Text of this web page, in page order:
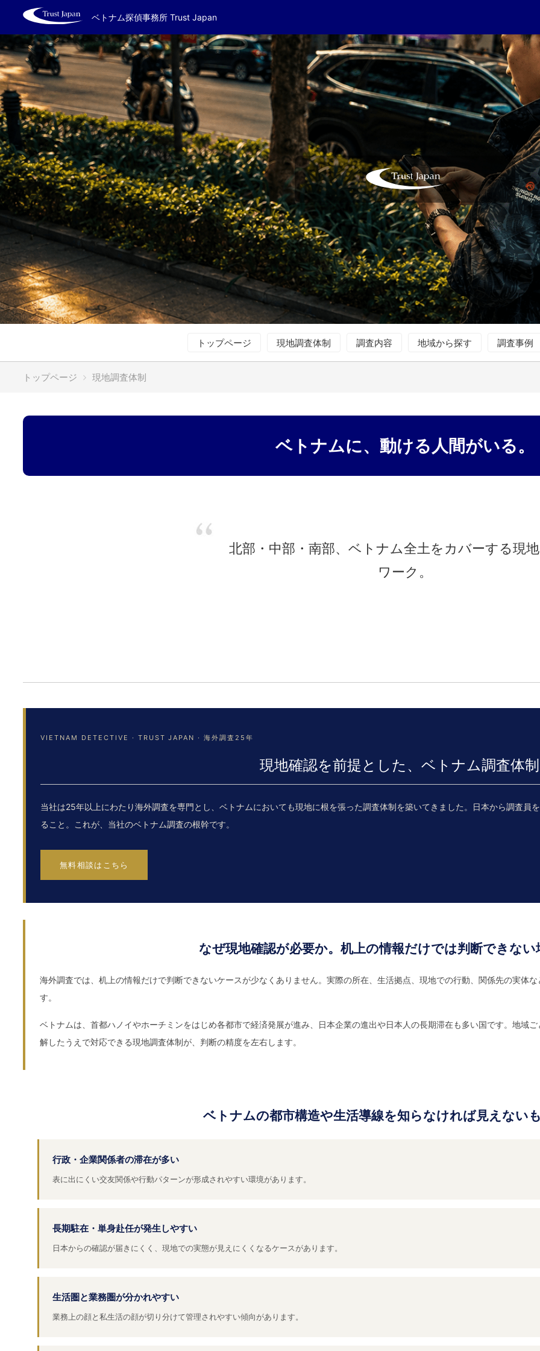
ベトナム探偵事務所 Trust Japan
トップページ 現地調査体制 調査内容 地域から探す 調査事例
トップページ 現地調査体制
ベトナムに、動ける人間がいる。
北部・中部・南部、ベトナム全土をカバーする現
ワーク。
VIETNAM DETECTIVE · TRUST JAPAN · 海外調査25年
現地確認を前提とした、ベトナム調査体
当社は25年以上にわたり海外調査を専門とし、ベトナムにおいても現地に根を張った調査体制を築いてきました。日本から調査員
ること。これが、当社のベトナム調査の根幹です。
無料相談はこちら
なぜ現地確認が必要か。机上の情報だけでは判断できな
海外調査では、机上の情報だけで判断できないケースが少なくありません。実際の所在、生活拠点、現地での行動、関係先の実体
す。
ベトナムは、首都ハノイやホーチミンをはじめ各都市で経済発展が進み、日本企業の進出や日本人の長期滞在も多い国です。地域
解したうえで対応できる現地調査体制が、判断の精度を左右します。
ベトナムの都市構造や生活導線を知らなければ見えない
行政・企業関係者の滞在が多い
表に出にくい交友関係や行動パターンが形成されやすい環境があります。
長期駐在・単身赴任が発生しやすい
日本からの確認が届きにくく、現地での実態が見えにくくなるケースがあります。
生活圏と業務圏が分かれやすい
業務上の顔と私生活の顔が切り分けて管理されやすい傾向があります。